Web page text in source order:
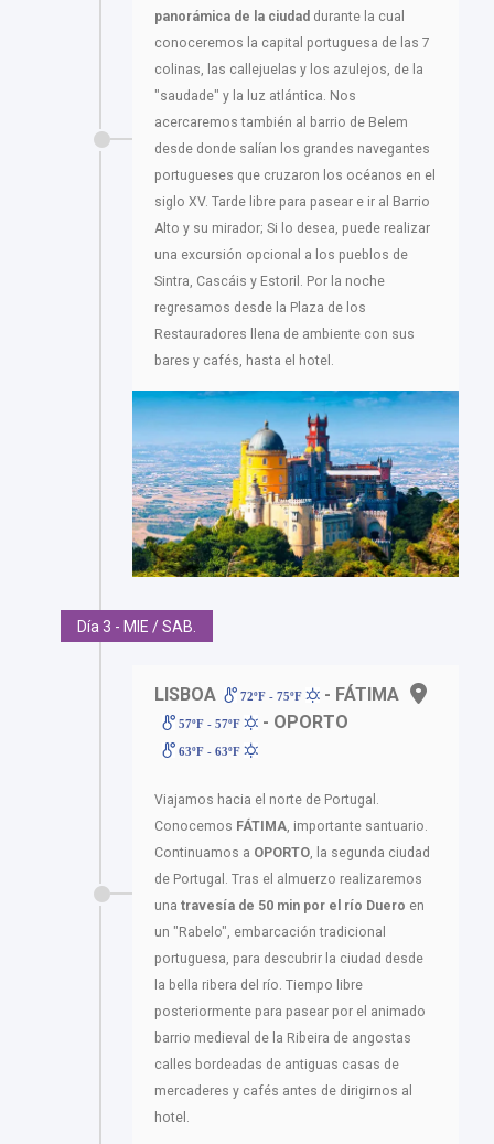
panorámica de la ciudad durante la cual
conoceremos la capital portuguesa de las 7
colinas, las callejuelas y los azulejos, de la
"saudade" y la luz atlántica. Nos
acercaremos también al barrio de Belem
desde donde salían los grandes navegantes
portugueses que cruzaron los océanos en el
siglo XV. Tarde libre para pasear e ir al Barrio
Alto y su mirador; Si lo desea, puede realizar
una excursión opcional a los pueblos de
Sintra, Cascáis y Estoril. Por la noche
regresamos desde la Plaza de los
Restauradores llena de ambiente con sus
bares y cafés, hasta el hotel.
Día 3 - MIE / SAB.
LISBOA 72ºF - 75ºF - FÁTIMA
57ºF - 57ºF - OPORTO
63ºF - 63ºF
Viajamos hacia el norte de Portugal.
Conocemos FÁTIMA , importante santuario.
Continuamos a OPORTO , la segunda ciudad
de Portugal. Tras el almuerzo realizaremos
una travesía de 50 min por el río Duero en
un "Rabelo", embarcación tradicional
portuguesa, para descubrir la ciudad desde
la bella ribera del río. Tiempo libre
posteriormente para pasear por el animado
barrio medieval de la Ribeira de angostas
calles bordeadas de antiguas casas de
mercaderes y cafés antes de dirigirnos al
hotel.